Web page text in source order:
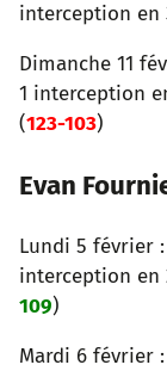
interception en
Dimanche 11
1 interception
(123-103)
Evan
Lundi 5 février :
interception en
109)
Mardi 6 février